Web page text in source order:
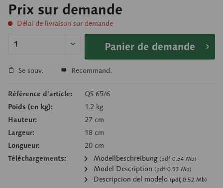
Prix sur demande
Délai de livraison sur demande
Panier de demande
Se souv. Recommand.
Référence d’article:
QS 65/6
Poids (en kg):
1.2 kg
Hauteur:
27 cm
Largeur:
18 cm
Longueur:
20 cm
Téléchargements:
Modellbeschreibung (pdf, 0.54 Mb)
Model Description (pdf, 0.53 Mb)
Descripcion del modelo (pdf, 0.52 Mb)